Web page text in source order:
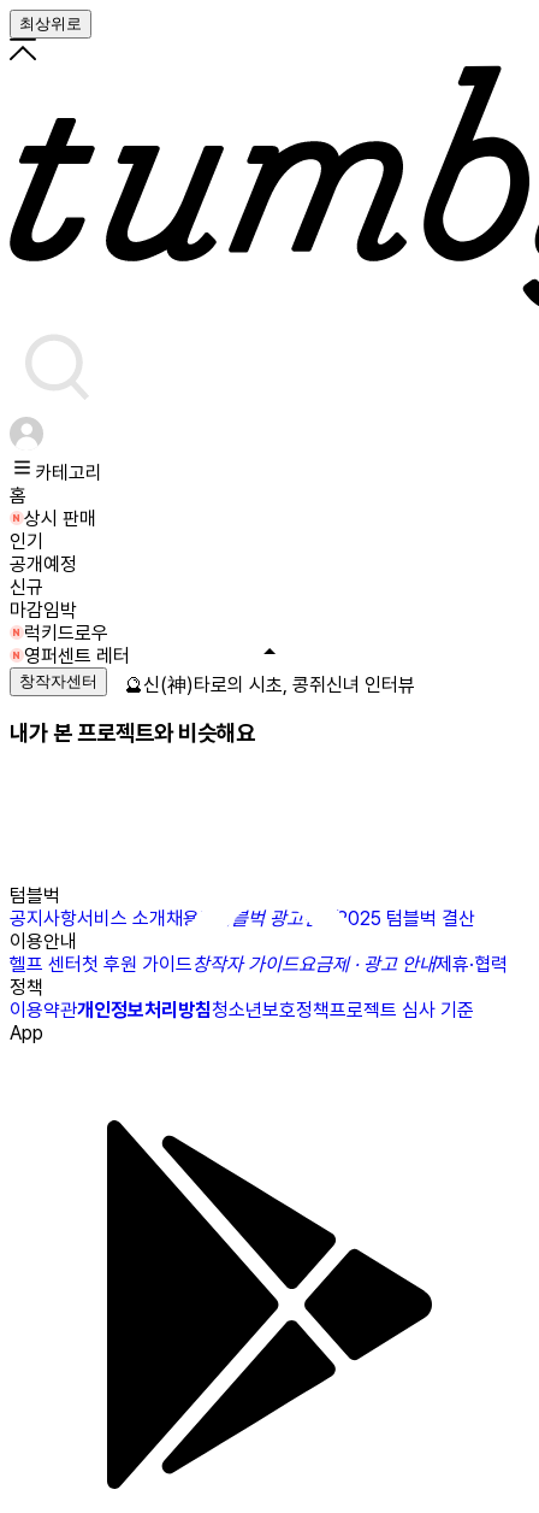
최상위로
카테고리
홈
상시 판매
인기
공개예정
신규
마감임박
럭키드로우
영퍼센트 레터
창작자센터
내가 본 프로젝트와 비슷해요
텀블벅
공지사항서비스 소개채용N 텀블벅 광고센터
2025 텀블벅 결산
이용안내
헬프 센터첫 후원 가이드창작자 가이드요금제 · 광고 안내제휴·협력
정책
이용약관개인정보처리방침청소년보호정책프로젝트 심사 기준
App
🔮신(神)타로의 시초, 콩쥐신녀 인터뷰